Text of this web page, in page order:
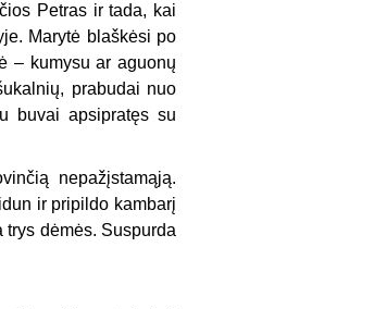
Petras ir tada, kai
Marytė blaškėsi po
– kumysu ar aguonų
prabudai nuo
buvai apsipratęs su
nepažįstamąją.
ir pripildo kambarį
dėmės. Suspurda